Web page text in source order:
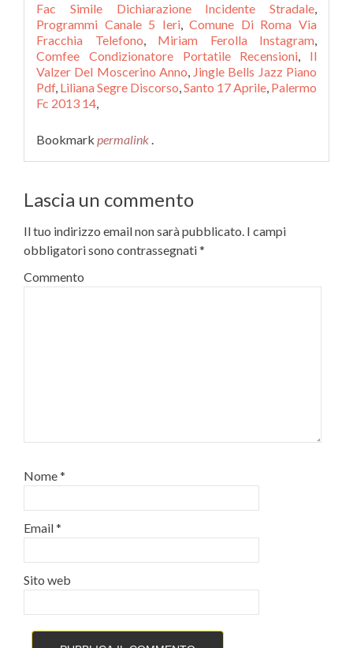
Fac Simile Dichiarazione Incidente Stradale,
Programmi Canale 5 Ieri,Comune Di Roma Via
Fracchia Telefono, Miriam Ferolla Instagram,
Comfee Condizionatore Portatile Recensioni, Il
Valzer Del Moscerino Anno, Jingle Bells Jazz Piano
Pdf, Liliana Segre Discorso,Santo 17 Aprile, Palermo
Fc 2013 14,
Bookmark permalink .
Lascia un commento
Il tuo indirizzo email non sarà pubblicato. I campi
obbligatori sono contrassegnati*
Commento
Nome*
Email*
Sito web